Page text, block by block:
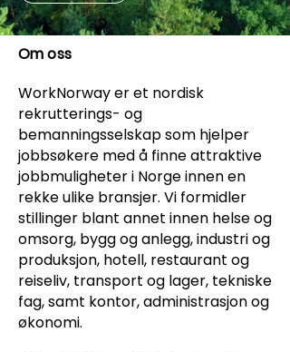
Om oss
WorkNorway er et nordisk
rekrutterings- og
bemanningsselskap som hjelper
jobbsøkere med å finne attraktive
jobbmuligheter i Norge innen en
rekke ulike bransjer. Vi formidler
stillinger blant annet innen helse og
omsorg, bygg og anlegg, industri og
produksjon, hotell, restaurant og
reiseliv, transport og lager, tekniske
fag, samt kontor, administrasjon og
økonomi.